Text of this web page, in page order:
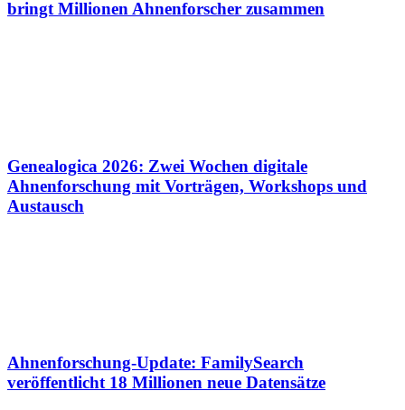
bringt Millionen Ahnenforscher zusammen
Genealogica 2026: Zwei Wochen digitale
Ahnenforschung mit Vorträgen, Workshops und
Austausch
Ahnenforschung-Update: FamilySearch
veröffentlicht 18 Millionen neue Datensätze